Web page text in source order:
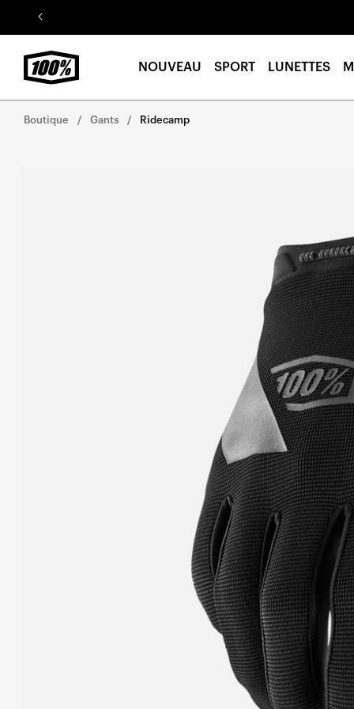
Aller au
contenu
NOUVEAU SPORT LUNETTES
Boutique Gants Ridecamp